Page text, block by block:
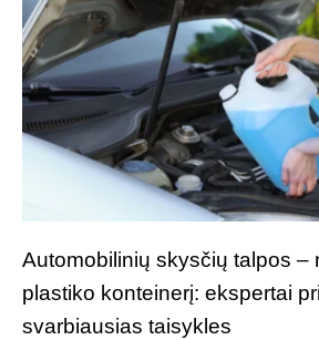
Automobilinių skysčių talpos –
plastiko konteinerį: ekspertai
svarbiausias taisykles